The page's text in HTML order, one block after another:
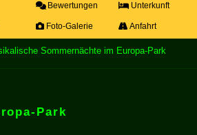
Bewertungen Unterkunft
Foto-Galerie Anfahrt
Sommernächte im Europa-Park
Park